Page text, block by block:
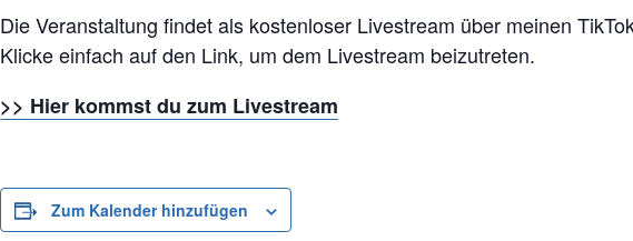
Die Veranstaltung findet als kostenloser Livestream über meinen
Klicke einfach auf den Link, um dem Livestream beizutreten.
>> Hier kommst du zum Livestream
Zum Kalender hinzufügen